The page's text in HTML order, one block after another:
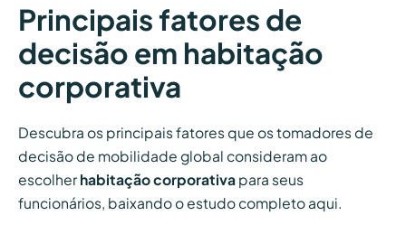
Principais fatores de
decisão em habitação
corporativa
Descubra os principais fatores que os tomadores de
decisão de mobilidade global consideram ao
escolher habitação corporativapara seus
funcionários, baixando o estudo completo aqui.